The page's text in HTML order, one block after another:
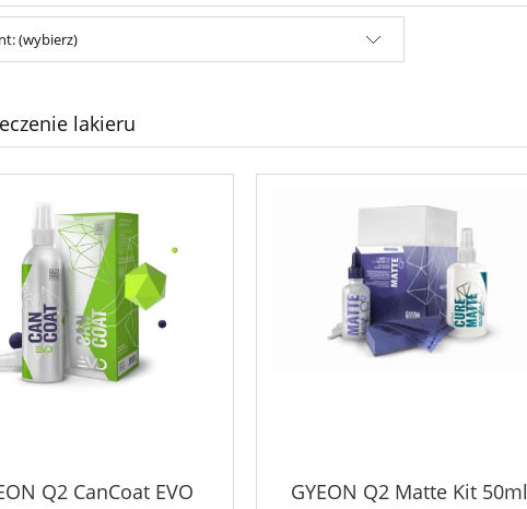
(wybierz)
lakieru
Q2 CanCoat EVO GYEON Q2 Matte Kit 50ml